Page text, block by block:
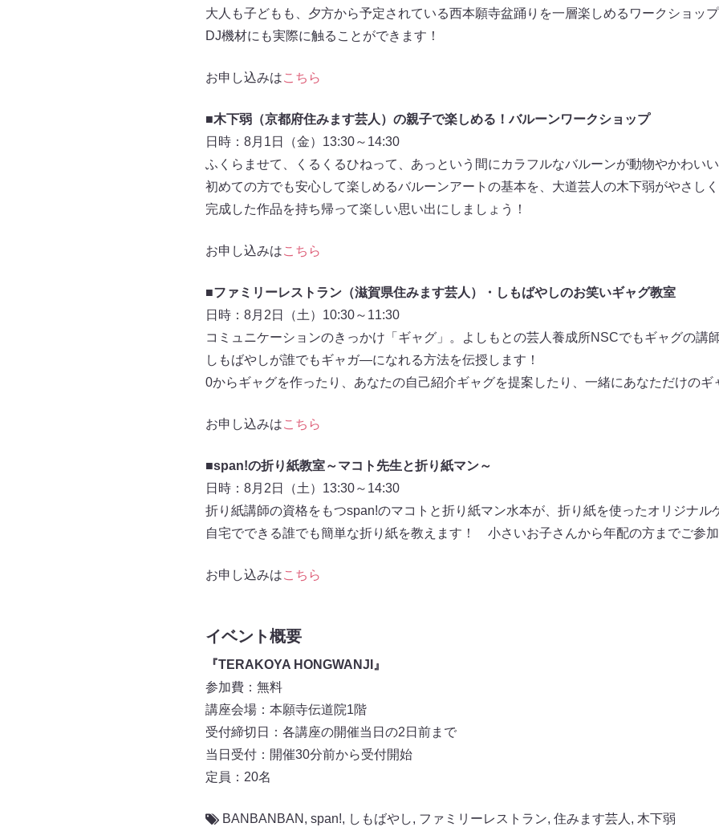
大人も子どもも、夕方から予定されている西本願寺盆踊りを一層楽しめるワークショッ
DJ機材にも実際に触ることができます！
お申し込みはこちら
■木下弱（京都府住みます芸人）の親子で楽しめる！バルーンワークショップ
日時：8月1日（金）13:30～14:30
ふくらませて、くるくるひねって、あっという間にカラフルなバルーンが動物やかわい
初めての方でも安心して楽しめるバルーンアートの基本を、大道芸人の木下弱がやさし
完成した作品を持ち帰って楽しい思い出にしましょう！
お申し込みはこちら
■ファミリーレストラン（滋賀県住みます芸人）・しもばやしのお笑いギャグ教室
日時：8月2日（土）10:30～11:30
コミュニケーションのきっかけ「ギャグ」。よしもとの芸人養成所NSCでもギャグの講
しもばやしが誰でもギャガ―になれる方法を伝授します！
0からギャグを作ったり、あなたの自己紹介ギャグを提案したり、一緒にあなただけのギ
お申し込みはこちら
■span!の折り紙教室～マコト先生と折り紙マン～
日時：8月2日（土）13:30～14:30
折り紙講師の資格をもつspan!のマコトと折り紙マン水本が、折り紙を使ったオリジナル
自宅でできる誰でも簡単な折り紙を教えます！ 小さいお子さんから年配の方までご参
お申し込みはこちら
イベント概要
『TERAKOYA HONGWANJI』
参加費：無料
講座会場：本願寺伝道院1階
受付締切日：各講座の開催当日の2日前まで
当日受付：開催30分前から受付開始
定員：20名
BANBANBAN , span!, しもばやし, ファミリーレストラン, 住みます芸人 , 木下弱